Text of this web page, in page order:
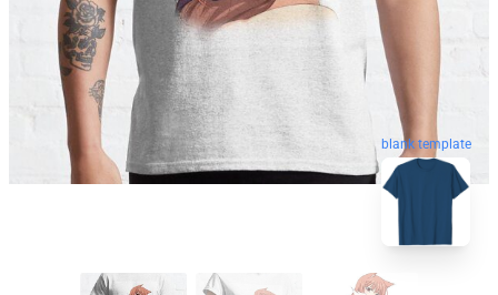
blank template